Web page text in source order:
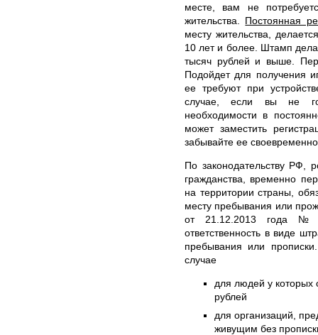
месте, вам не
жительства. Постоянная
месту жительства,
10 лет и более. Штамп
тысяч рублей и выше.
Подойдет для получения
ее требуют при
случае, если вы не
необходимости в
может заместить
забывайте ее
По законодательству РФ,
гражданства, временно
на территории страны,
месту пребывания или
от 21.12.2013 года №
ответственность в виде
пребывания или
случае
для людей у которых
рублей
для организаций,
живущим без